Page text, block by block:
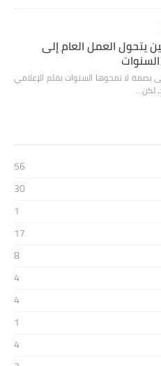
يتحول العمل العام إلى
بصمة لا تمحوها السنوات بقلم الإعلامي
لكن…
56
30
1
17
8
4
4
1
4